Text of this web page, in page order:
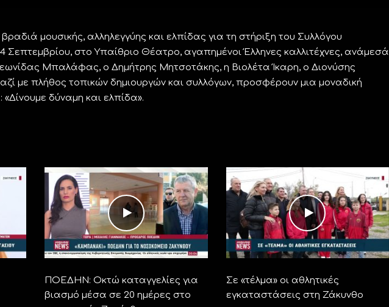
μουσικής, αλληλεγγύης και ελπίδας για τη στήριξη του Συλλόγου
Σεπτεμβρίου, στο Υπαίθριο Θέατρο, αγαπημένοι Έλληνες καλλιτέχνες, ανάμεσά
Μπαλάφας, ο Δημήτρης Μητσοτάκης, η Βιολέτα Ίκαρη, ο Διονύσης
με πλήθος τοπικών δημιουργών και συλλόγων, προσφέρουν μια μοναδική
δύναμη και ελπίδα».
ΠΟΕΔΗΝ: Οκτώ καταγγελίες για
βιασμό μέσα σε 20 ημέρες στο
Σε «τέλμα» οι αθλητικές
εγκαταστάσεις στη Ζάκυνθο